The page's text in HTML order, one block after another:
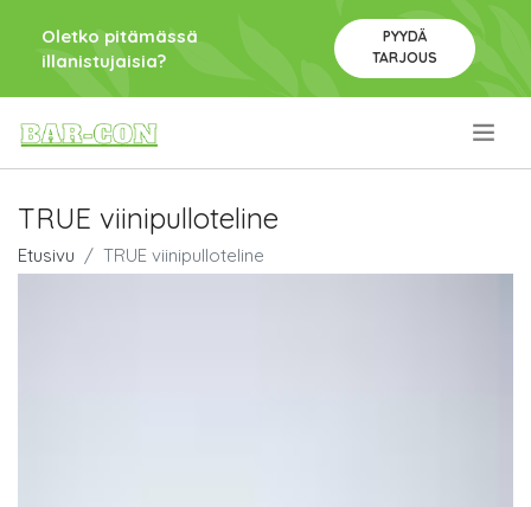
Oletko pitämässä
illanistujaisia?
PYYDÄ
TARJOUS
TRUE viinipulloteline
Etusivu TRUE viinipulloteline